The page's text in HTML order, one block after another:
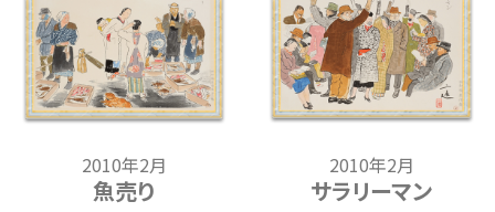
2010年2月
魚売り
2010年2月
サラリーマン